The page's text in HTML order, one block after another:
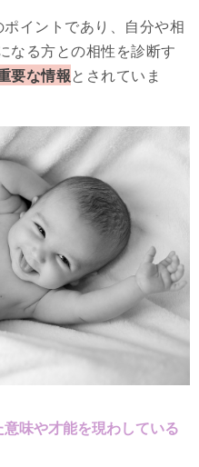
イントであり、自分や相
なる方との相性を診断す
要な情報とされていま
味や才能を現わしている